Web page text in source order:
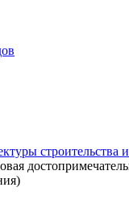
строительства